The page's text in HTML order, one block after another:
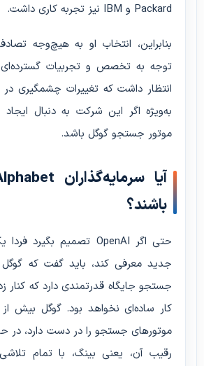
Packard و IBM نیز تجربه کاری داشت.
بنابراین، انتخاب او به هیچ‌وجه
توجه به تخصص و تجربیات گسترده‌ای
به‌ویژه اگر این شرکت به دنبال
موتور جستجو گوگل باشد.
باشند؟
حتی اگر OpenAI تصمیم بگیرد فردا یک
جدید معرفی کند، باید گفت که گوگل
جستجو جایگاه قدرتمندی دارد که
موتورهای جستجو را در دست دارد، در
رقیب آن، یعنی بینگ، با تمام